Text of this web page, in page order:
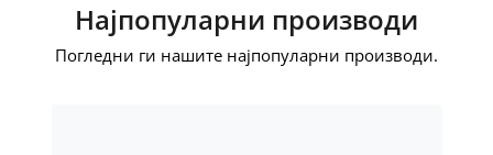
Најпопуларни производи
Погледни ги нашите најпопуларни производи.